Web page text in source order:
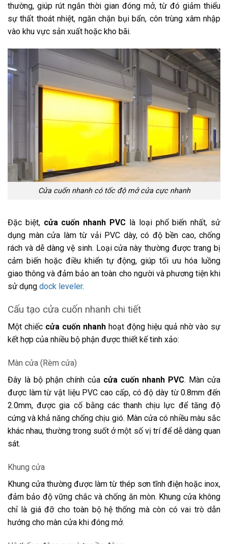
thường, giúp rút ngắn thời gian đóng mở, từ đó giảm thiểu
sự thất thoát nhiệt, ngăn chặn bụi bẩn, côn trùng xâm nhập
vào khu vực sản xuất hoặc kho bãi.
Cửa cuốn nhanh có tốc độ mở cửa cực nhanh
Đặc biệt, cửa cuốn nhanh PVC là loại phổ biến nhất, sử
dụng màn cửa làm từ vải PVC dày, có độ bền cao, chống
rách và dễ dàng vệ sinh. Loại cửa này thường được trang bị
cảm biến hoặc điều khiển tự động, giúp tối ưu hóa luồng
giao thông và đảm bảo an toàn cho người và phương tiện khi
sử dụng dock leveler.
Cấu tạo cửa cuốn nhanh chi tiết
Một chiếc cửa cuốn nhanh hoạt động hiệu quả nhờ vào sự
kết hợp của nhiều bộ phận được thiết kế tinh xảo:
Màn cửa (Rèm cửa)
Đây là bộ phận chính của cửa cuốn nhanh PVC. Màn cửa
được làm từ vật liệu PVC cao cấp, có độ dày từ 0.8mm đến
2.0mm, được gia cố bằng các thanh chịu lực để tăng độ
cứng và khả năng chống chịu gió. Màn cửa có nhiều màu sắc
khác nhau, thường trong suốt ở một số vị trí để dễ dàng quan
sát.
Khung cửa
Khung cửa thường được làm từ thép sơn tĩnh điện hoặc inox,
đảm bảo độ vững chắc và chống ăn mòn. Khung cửa không
chỉ là giá đỡ cho toàn bộ hệ thống mà còn có vai trò dẫn
hướng cho màn cửa khi đóng mở.